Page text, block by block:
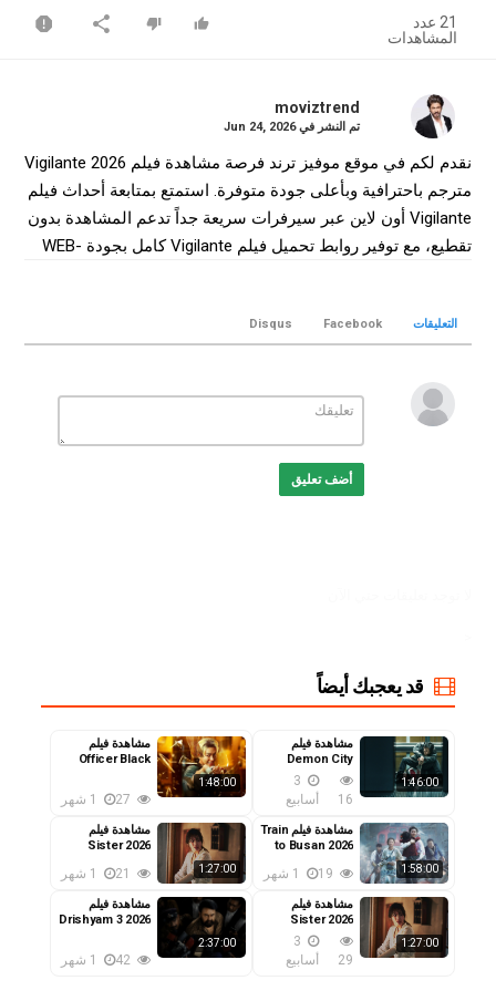
21 عدد
المشاهدات
moviztrend
تم النشر فيJun 24, 2026
نقدم لكم في موقع موفيز ترند فرصة مشاهدة فيلم Vigilante 2026
مترجم باحترافية وبأعلى جودة متوفرة. استمتع بمتابعة أحداث فيلم
Vigilante أون لاين عبر سيرفرات سريعة جداً تدعم المشاهدة بدون
تقطيع، مع توفير روابط تحميل فيلم Vigilante كامل بجودة WEB-
التصنيف
افلام اسيوي
Vigilante
فيلم Vigilante , فيلم Vigilante مترجم ,
فيلم Vigilante
2026
, مشاهدة Vigilante
Vigilante online
, موفيز ترند,
MovizTrend
التعليقات Facebook
Disqus
أضف تعليق
قد يعجبك أيضاً
1:46:00
مشاهدة فيلم
Demon City
2026 مترجم
16
3
أسابيع
1:48:00
مشاهدة فيلم
Officer Black
1:58:00
مشاهدة فيلم Train
to Busan 2026
1:27:00
مشاهدة فيلم
Sister 2026
1:27:00
مشاهدة فيلم
Sister 2026
مترجم
29
3
أسابيع
2:37:00
مشاهدة فيلم
Drishyam 3 2026